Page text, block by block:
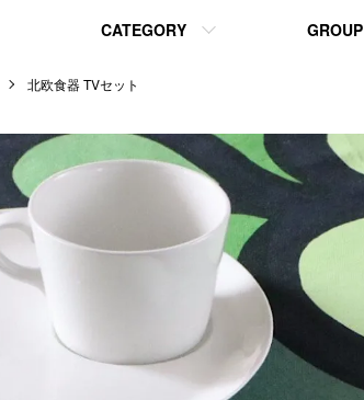
CATEGORY GROUP
北欧食器 TVセット